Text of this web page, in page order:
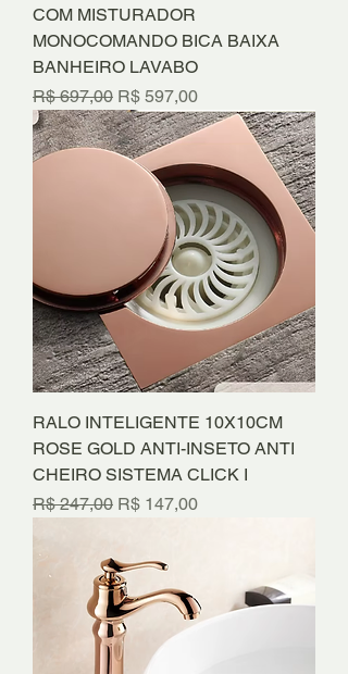
COM MISTURADOR
MONOCOMANDO BICA BAIXA
BANHEIRO LAVABO
Preço normal
R$ 697,00 Preço promocional
R$ 597,00
RALO INTELIGENTE 10X10CM
ROSE GOLD ANTI-INSETO ANTI
CHEIRO SISTEMA CLICK I
Preço normal
R$ 247,00 Preço promocional
R$ 147,00